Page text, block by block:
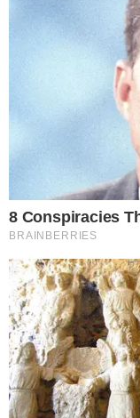
AMEAÇA
O delegado contou
o casal antes do
entrar no imóvel
policiais não
ameaçados.
“Entramos em
solicitamos que
apreender alguns
que no